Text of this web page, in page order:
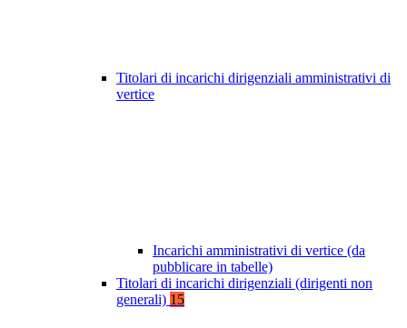
Titolari di incarichi dirigenziali amministrativi di
vertice
Incarichi amministrativi di vertice (da
pubblicare in tabelle)
Titolari di incarichi dirigenziali (dirigenti non
generali) 15